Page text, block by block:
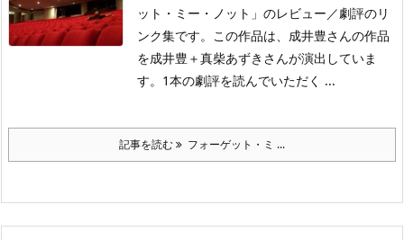
ット・ミー・ノット」のレビュー／劇評のリ
ンク集です。この作品は、成井豊さんの作品
を成井豊＋真柴あずきさんが演出していま
す。1本の劇評を読んでいただく ...
記事を読む フォーゲット・ミ ...